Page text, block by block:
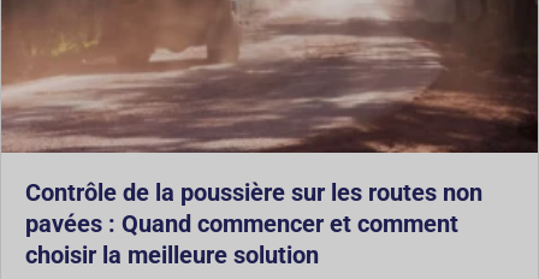
Contrôle de la poussière sur les routes non
pavées : Quand commencer et comment
choisir la meilleure solution